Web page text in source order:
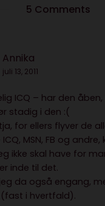
5 Comments
Annika
juli 13, 2011
ICQ – har den
stadig i den :(
for ellers flyver de
MSN, FB og andre,
ikke skal have for
inde til det.
da også engang,
i hvertfald).